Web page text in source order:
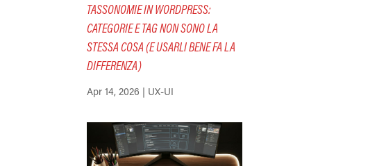
TASSONOMIE IN WORDPRESS:
CATEGORIE E TAG NON SONO LA
STESSA COSA (E USARLI BENE FA LA
DIFFERENZA)
Apr 14, 2026 | UX-UI